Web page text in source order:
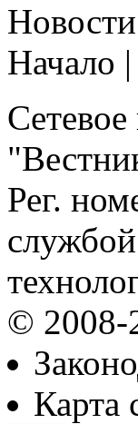
Начало
Рег.
© 2008-
Карта